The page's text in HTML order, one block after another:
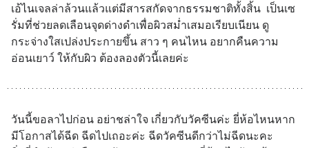
เอ้ไนเจลล่าล้วนแล้วแต่มีสารสกัดจากธรรมชาติทั้งสิ้น  เป็นเซ
รั่มที่ช่วยลดเลือนจุดด่างดำเพื่อผิวสม่ำเสมอเรียบเนียน ดู
กระจ่างใสเปล่งประกายขึ้น สาว ๆ คนไหน อยากคืนความ
อ่อนเยาว์ ให้กับผิว ต้องลองตัวนี้เลยค่ะ
วันนี้ขอลาไปก่อน อย่าชล่าใจ เกี่ยวกับวัคซีนค่ะ ยี่ห้อไหนหาก
มีโอกาสได้ฉีด ฉีดไปเถอะค่ะ ฉีดวัคซีนดีกว่าไม่ฉีดนะคะ